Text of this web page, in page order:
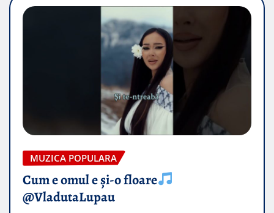
MUZICA POPULARA
Cum e omul e și-o floare
@VladutaLupau